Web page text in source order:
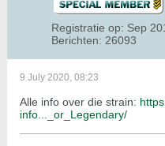
Registratie op: Sep
Berichten: 26093
9 July 2020, 08:23
Alle info over die strain:
info..._or_Legendary/